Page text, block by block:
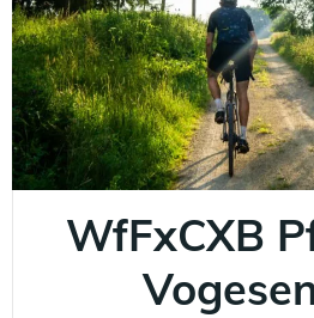
WfFxCXB